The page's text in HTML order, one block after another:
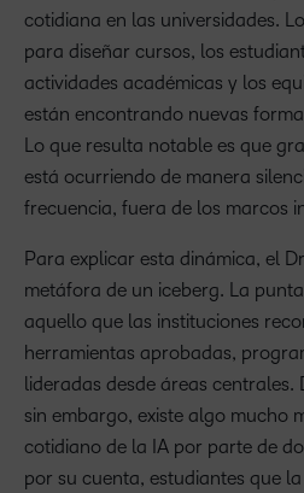
cotidiana en las universidades.
para diseñar cursos, los
actividades académicas y los
están encontrando nuevas
Lo que resulta notable es que
está ocurriendo de manera
frecuencia, fuera de los marcos
Para explicar esta dinámica, el
metáfora de un iceberg. La
aquello que las instituciones
herramientas aprobadas,
lideradas desde áreas centrales.
sin embargo, existe algo mucho
cotidiano de la IA por parte de
por su cuenta, estudiantes que